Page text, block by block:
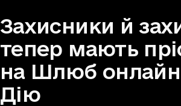
Захисники й
тепер мають
на Шлюб онлайн
Дію